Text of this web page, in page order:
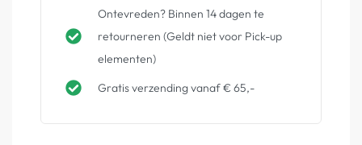
Ontevreden? Binnen 14 dagen te
retourneren (Geldt niet voor Pick-up
elementen)
Gratis verzending vanaf € 65,-